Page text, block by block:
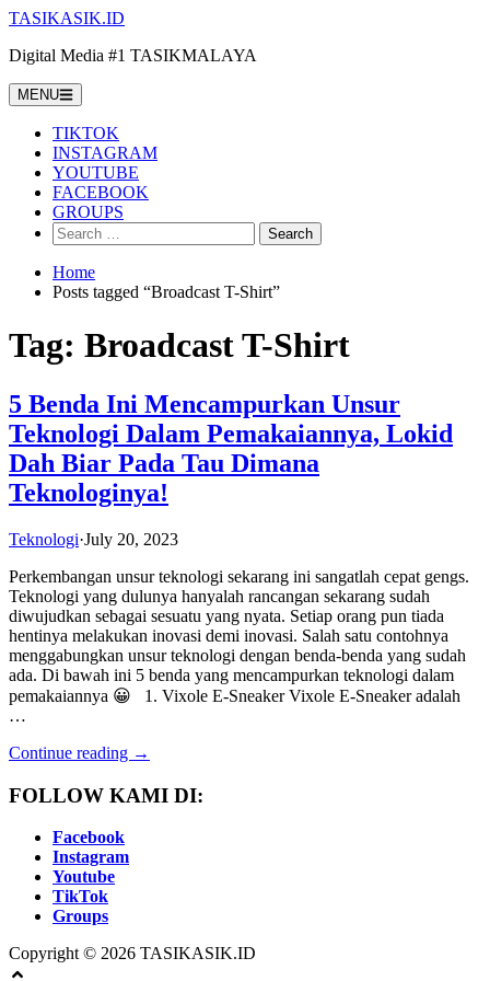
Skip
content
TASIKASIK.ID
Digital Media #1 TASIKMALAYA
MENU
TIKTOK
INSTAGRAM
YOUTUBE
FACEBOOK
GROUPS
Search
for:
Home
Posts tagged “Broadcast T-Shirt”
Tag: Broadcast T-Shirt
5 Benda Ini Mencampurkan Unsur
Teknologi Dalam Pemakaiannya, Lokid
Dah Biar Pada Tau Dimana
Teknologinya!
Teknologi·July 20, 2023
Perkembangan unsur teknologi sekarang ini sangatlah cepat gengs.
Teknologi yang dulunya hanyalah rancangan sekarang sudah
diwujudkan sebagai sesuatu yang nyata. Setiap orang pun tiada
hentinya melakukan inovasi demi inovasi. Salah satu contohnya
menggabungkan unsur teknologi dengan benda-benda yang sudah
ada. Di bawah ini 5 benda yang mencampurkan teknologi dalam
pemakaiannya 😀 1. Vixole E-Sneaker Vixole E-Sneaker adalah
…
Continue reading →
FOLLOW KAMI DI:
Facebook
Instagram
Youtube
TikTok
Groups
Copyright © 2026 TASIKASIK.ID